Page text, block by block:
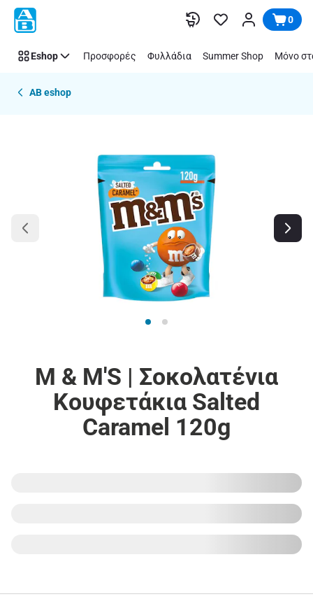
Παράλειψη 0
Eshop Προσφορές Φυλλάδια Summer Shop Μόνο
AB eshop
M & M'S | Σοκολατένια
Κουφετάκια Salted
Caramel 120g